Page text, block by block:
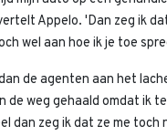
Appelo. 'Dan zeg ik
wel aan hoe ik je toe
de agenten aan het
de weg gehaald omdat ik
dan zeg ik dat ze me